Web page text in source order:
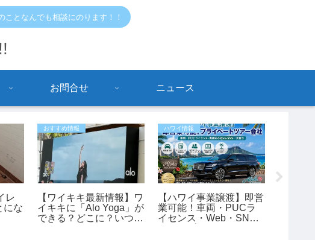
となんでも相談にのります！！
お問合せ ニュース
レ
にな
おすすめ情報
【ワイキキ最新情報】ワ
イキキに「Alo Yoga」が
できる？どこに？いつで
ハワイ情報
【ハワイ事業譲渡】即営
業可能！車両・PUCラ
イセンス・Web・SNS